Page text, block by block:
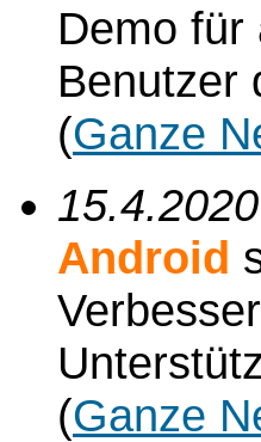
Demo für
Benutzer
(Ganze
15.4.2020
Android
(Ganze